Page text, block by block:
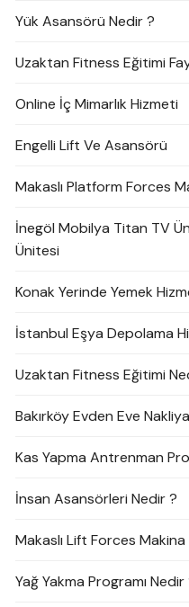
Yük Asansörü Nedir ?
Uzaktan Fitness Eğitimi
Online İç Mimarlık Hizmeti
Engelli Lift Ve Asansörü
Makaslı Platform Forces
İnegöl Mobilya Titan TV
Ünitesi
Konak Yerinde Yemek
İstanbul Eşya Depolama
Uzaktan Fitness Eğitimi
Bakırköy Evden Eve
Kas Yapma Antrenman
İnsan Asansörleri Nedir ?
Makaslı Lift Forces Makina
Yağ Yakma Programı Nedir